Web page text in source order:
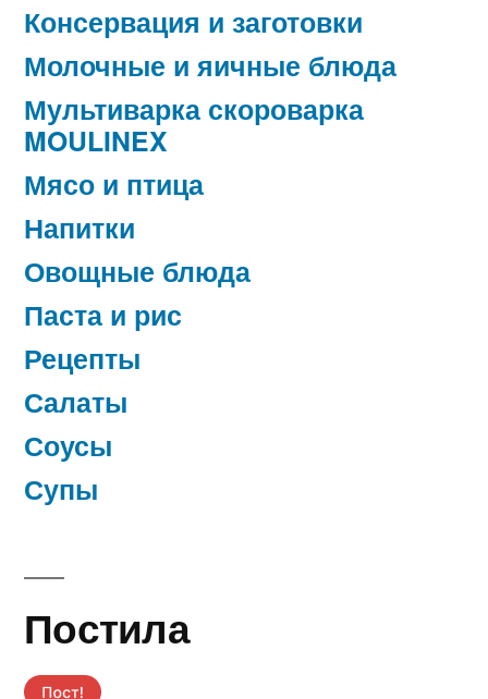
Консервация и заготовки
Молочные и яичные блюда
Мультиварка скороварка
MOULINEX
Мясо и птица
Напитки
Овощные блюда
Паста и рис
Рецепты
Салаты
Соусы
Супы
Постила